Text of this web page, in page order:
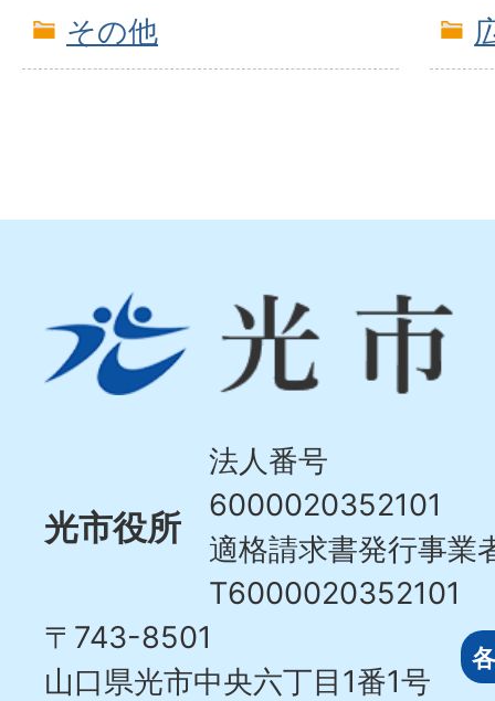
その他
市
Hikari
光市役所
法人番号
6000020352101
適格請求書発行事業
T6000020352101
〒743-8501
山口県光市中央六丁目1番1号